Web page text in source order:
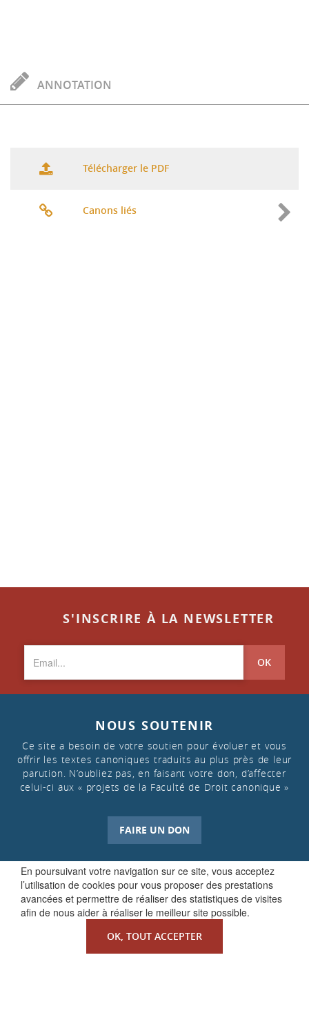
En poursuivant votre navigation sur ce site, vous acceptez
l’utilisation de cookies pour vous proposer des prestations
avancées et permettre de réaliser des statistiques de visites
afin de nous aider à réaliser le meilleur site possible.
OK, TOUT ACCEPTER
ANNOTATION
Télécharger le PDF
Canons liés
S'INSCRIRE À LA NEWSLETTER
OK
NOUS SOUTENIR
Ce site a besoin de votre soutien pour évoluer et vous
offrir les textes canoniques traduits au plus près de leur
parution. N’oubliez pas, en faisant votre don, d’affecter
celui-ci aux « projets de la Faculté de Droit canonique »
FAIRE UN DON